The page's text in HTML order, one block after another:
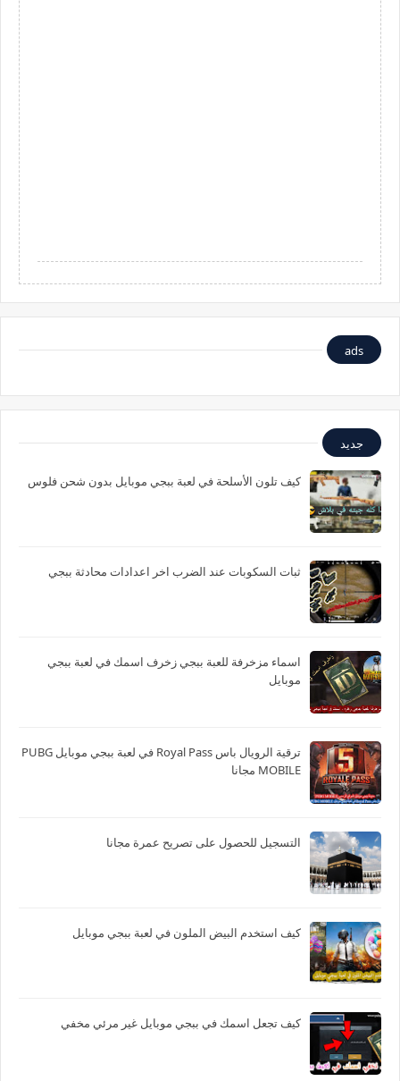
ads
جديد
كيف تلون الأسلحة في لعبة ببجي موبايل بدون شحن فلوس
ثبات السكوبات عند الضرب اخر اعدادات محادثة ببجي
اسماء مزخرفة للعبة ببجي زخرف اسمك في لعبة ببجي
موبايل
ترقية الرويال باس Royal Pass في لعبة ببجي موبايل PUBG
MOBILE مجانا
التسجيل للحصول على تصريح عمرة مجانا
كيف استخدم البيض الملون في لعبة ببجي موبايل
كيف تجعل اسمك في ببجي موبايل غير مرئي مخفي